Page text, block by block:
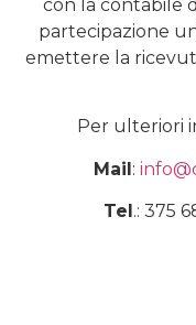
con la contabile
partecipazione
emettere la
Per ulteriori
Mail:
Tel.: 375